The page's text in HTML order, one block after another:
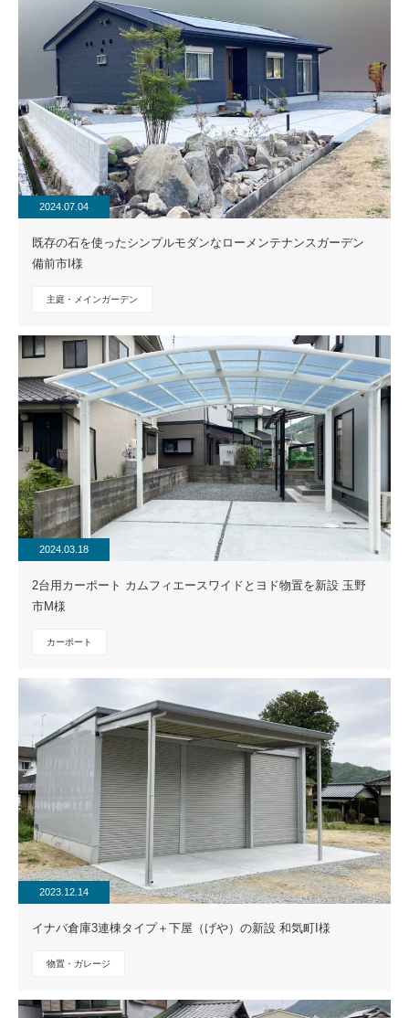
2024.07.04
既存の石を使ったシンプルモダンなローメンテナンスガーデン
備前市I様
主庭・メインガーデン
2024.03.18
2台用カーポート カムフィエースワイドとヨド物置を新設 玉野
市M様
カーポート
2023.12.14
イナバ倉庫3連棟タイプ＋下屋（げや）の新設 和気町I様
物置・ガレージ